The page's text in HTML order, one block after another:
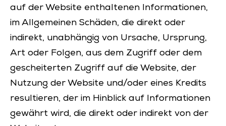
auf der Website enthaltenen Informationen,
im Allgemeinen Schäden, die direkt oder
indirekt, unabhängig von Ursache, Ursprung,
Art oder Folgen, aus dem Zugriff oder dem
gescheiterten Zugriff auf die Website, der
Nutzung der Website und/oder eines Kredits
resultieren, der im Hinblick auf Informationen
gewährt wird, die direkt oder indirekt von der